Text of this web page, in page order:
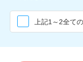
上記1～2全て